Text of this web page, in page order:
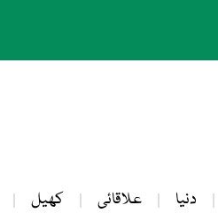
دنیا علاقائی کھیل